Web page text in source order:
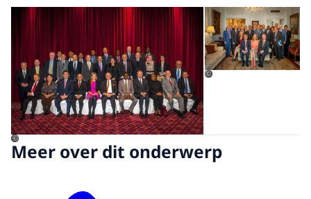
Open de galerij in vergrote
©
©
Meer over dit onderwerp